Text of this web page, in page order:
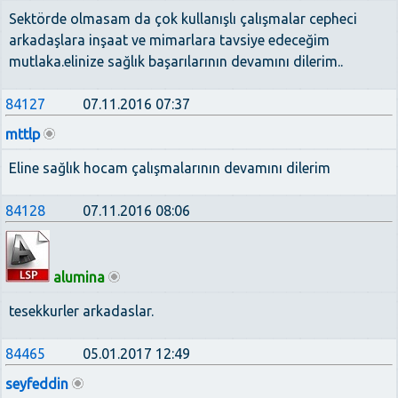
Sektörde olmasam da çok kullanışlı çalışmalar cepheci
arkadaşlara inşaat ve mimarlara tavsiye edeceğim
mutlaka.elinize sağlık başarılarının devamını dilerim..
84127
07.11.2016 07:37
mttlp
Eline sağlık hocam çalışmalarının devamını dilerim
84128 07.11.2016 08:06
alumina
tesekkurler arkadaslar.
84465
05.01.2017 12:49
seyfeddin